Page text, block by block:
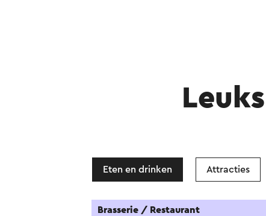
Eten en drinken Attracties
Brasserie / Restaurant